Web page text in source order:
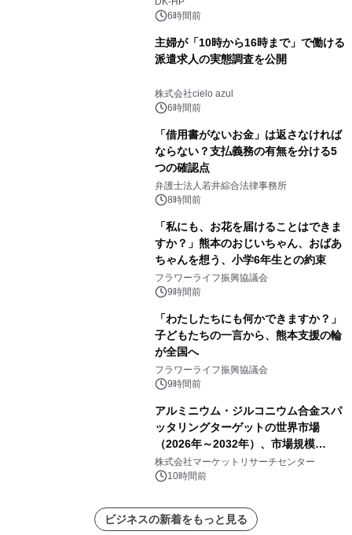
6時間前
主婦が「10時から16時まで」で働ける
派遣求人の実態調査を公開
株式会社cielo azul
6時間前
「借用書がないお金」は返さなければ
ならない？支払義務の有無を分ける5
つの確認点
弁護士法人若井綜合法律事務所
8時間前
「私にも、お花を届けることはできま
すか？」熊本のおじいちゃん、おばあ
ちゃんを想う、小学6年生との約束
フラワーライフ振興協議会
9時間前
「わたしたちにも何かできますか？」
子どもたちの一言から、熊本支援の輪
が全国へ
フラワーライフ振興協議会
9時間前
アルミニウム・ジルコニウム合金スパ
ッタリングターゲットの世界市場
（2026年～2032年）、市場規模
（0.995、0.999、その他）・分析レポ
ートを発表
株式会社マーケットリサーチセンター
10時間前
ビジネスの新着をもっと見る